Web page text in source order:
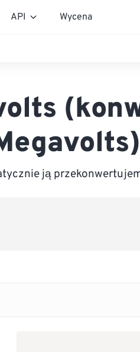
API Wycena
ją